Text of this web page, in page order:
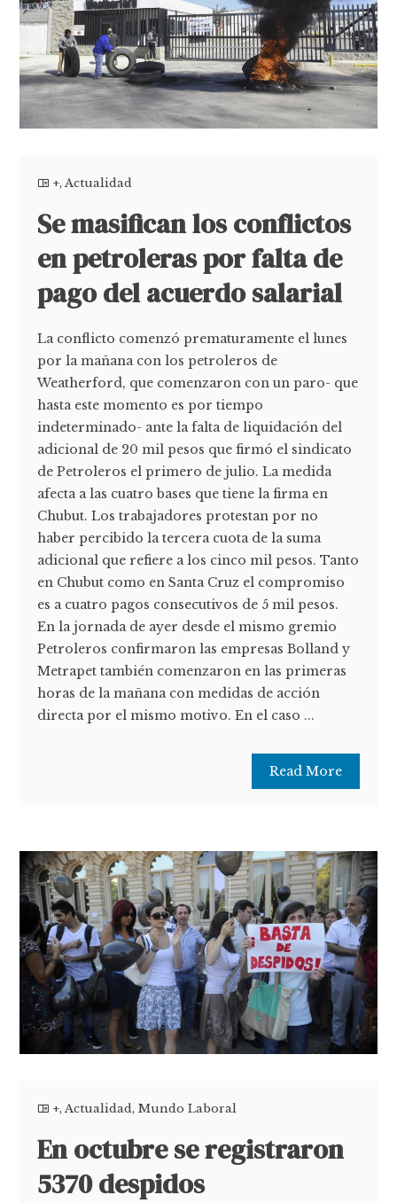
+,Actualidad
Se masifican los conflictos
en petroleras por falta de
pago del acuerdo salarial
La conflicto comenzó prematuramente el lunes
por la mañana con los petroleros de
Weatherford, que comenzaron con un paro- que
hasta este momento es por tiempo
indeterminado- ante la falta de liquidación del
adicional de 20 mil pesos que firmó el sindicato
de Petroleros el primero de julio. La medida
afecta a las cuatro bases que tiene la firma en
Chubut. Los trabajadores protestan por no
haber percibido la tercera cuota de la suma
adicional que refiere a los cinco mil pesos. Tanto
en Chubut como en Santa Cruz el compromiso
es a cuatro pagos consecutivos de 5 mil pesos.
En la jornada de ayer desde el mismo gremio
Petroleros confirmaron las empresas Bolland y
Metrapet también comenzaron en las primeras
horas de la mañana con medidas de acción
directa por el mismo motivo. En el caso ...
Read More
+,Actualidad,Mundo Laboral
En octubre se registraron
5370 despidos